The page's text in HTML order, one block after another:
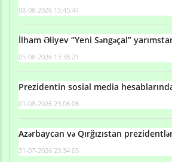
08-08-2026 15:45:44
İlham Əliyev “Yeni Səngəçal”
05-08-2026 13:38:21
Prezidentin sosial media
01-08-2026 23:06:06
Azərbaycan və Qırğızıstan
31-07-2026 23:34:05